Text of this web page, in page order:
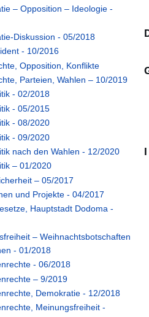
– Opposition – Ideologie -
Diskussion - 05/2018
- 10/2016
Opposition, Konflikte
Parteien, Wahlen – 10/2019
- 02/2018
- 05/2015
- 08/2020
- 09/2020
nach den Wahlen - 12/2020
– 01/2020
– 05/2017
und Projekte - 04/2017
Hauptstadt Dodoma -
– Weihnachtsbotschaften
- 01/2018
- 06/2018
– 9/2019
Demokratie - 12/2018
Meinungsfreiheit -
I